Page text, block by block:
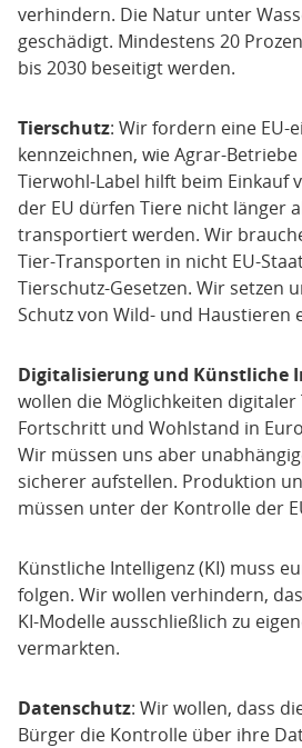
verhindern. Die Natur unter
geschädigt. Mindestens 20
bis 2030 beseitigt werden.
Tierschutz: Wir fordern eine EU-
kennzeichnen, wie Agrar-
Tierwohl-Label hilft beim Einkauf
der EU dürfen Tiere nicht länger
transportiert werden. Wir
Tier-Transporten in nicht EU-
Tierschutz-Gesetzen. Wir setzen
Schutz von Wild- und Haustieren
Digitalisierung und Künstliche
wollen die Möglichkeiten
Fortschritt und Wohlstand in
Wir müssen uns aber
sicherer aufstellen. Produktion
müssen unter der Kontrolle der
Künstliche Intelligenz (KI) muss
folgen. Wir wollen verhindern,
KI-Modelle ausschließlich zu
vermarkten.
Datenschutz: Wir wollen, dass
Bürger die Kontrolle über ihre